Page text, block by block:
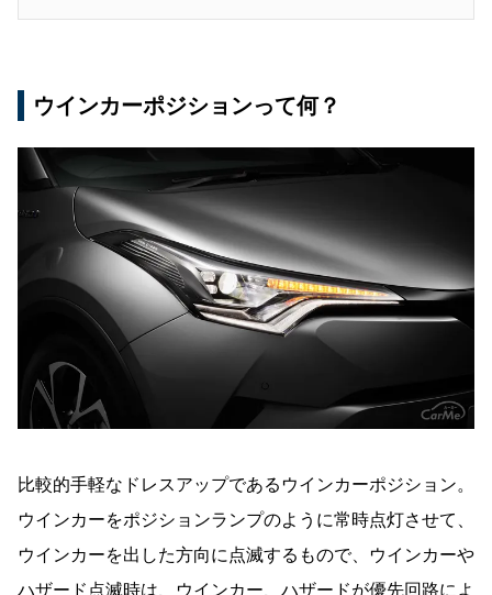
ウインカーポジションって何？
比較的手軽なドレスアップであるウインカーポジション。
ウインカーをポジションランプのように常時点灯させて、
ウインカーを出した方向に点滅するもので、ウインカーや
ハザード点滅時は、ウインカー、ハザードが優先回路によ